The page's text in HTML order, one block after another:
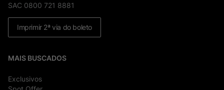
SAC 0800 721 8881
Imprimir 2ª via do boleto
MAIS BUSCADOS
Exclusivos